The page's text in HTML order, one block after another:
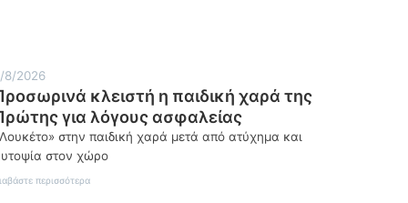
8/2026
κλειστή η παιδική χαρά της
για λόγους ασφαλείας
στην παιδική χαρά μετά από ατύχημα και
στον χώρο
περισσότερα: